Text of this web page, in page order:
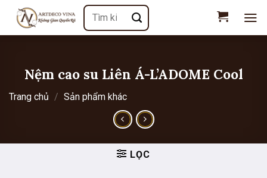
Chuyển
nội
Tìm
kiếm:
Nệm cao su Liên Á-L’ADOME Cool
Trang chủ / Sản phẩm khác
LỌC